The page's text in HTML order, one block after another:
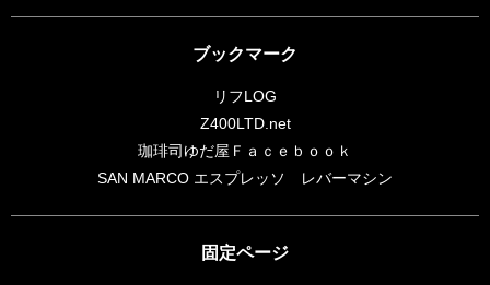
ブックマーク
リフLOG
Z400LTD.net
珈琲司ゆだ屋Ｆａｃｅｂｏｏｋ
SAN MARCO エスプレッソ レバーマシン
固定ページ